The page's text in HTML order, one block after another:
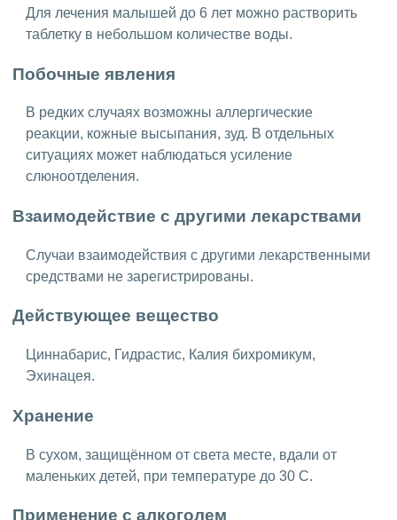
Для лечения малышей до 6 лет можно растворить
таблетку в небольшом количестве воды.
Побочные явления
В редких случаях возможны аллергические
реакции, кожные высыпания, зуд. В отдельных
ситуациях может наблюдаться усиление
слюноотделения.
Взаимодействие с другими лекарствами
Случаи взаимодействия с другими лекарственными
средствами не зарегистрированы.
Действующее вещество
Циннабарис, Гидрастис, Калия бихромикум,
Эхинацея.
Хранение
В сухом, защищённом от света месте, вдали от
маленьких детей, при температуре до 30 C.
Применение с алкоголем